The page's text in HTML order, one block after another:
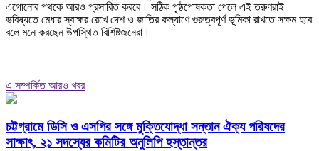
এগোনোর পথকে আরও প্রসারিত করবে। সঠিক পৃষ্ঠপোষকতা পেলে এই তরুণরাই
ভবিষ্যতে মেধার স্বাক্ষর রেখে দেশ ও জাতির কল্যাণে গুরুত্বপূর্ণ ভূমিকা রাখতে সক্ষম হবে
বলে মনে করছেন উপস্থিত বিশিষ্টজনেরা।
এ সম্পর্কিত আরও খবর
চট্টগ্রামে ডিসি ও এসপির সঙ্গে মুক্তিযোদ্ধা সন্তান ঐক্য পরিষদের
সাক্ষাৎ, ২১ সদস্যের কমিটির অনুলিপি হস্তান্তর